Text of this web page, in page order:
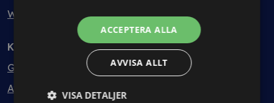
Webbinarium
Kunskapsbank
Guider
Avtalsmallar
ACCEPTERA ALLA
AVVISA ALLT
VISA DETALJER